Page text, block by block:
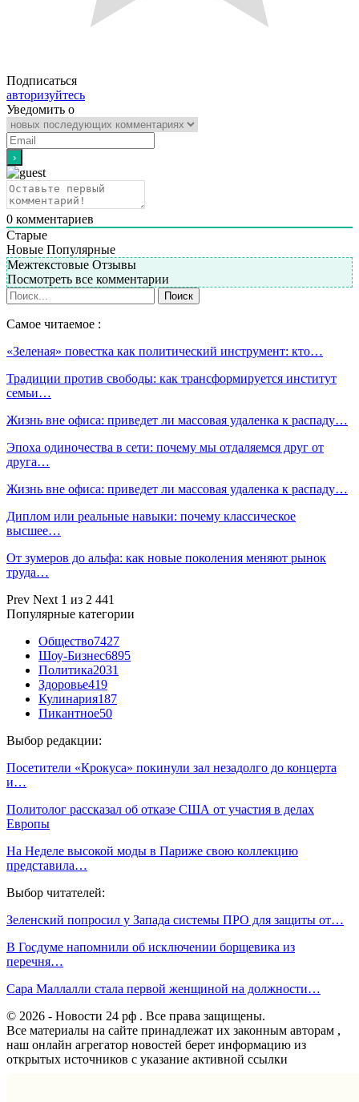
Подписаться
авторизуйтесь
Уведомить о
0 комментариев
Старые
Новые Популярные
Межтекстовые Отзывы
Посмотреть все комментарии
Самое читаемое :
«Зеленая» повестка как политический инструмент: кто…
Традиции против свободы: как трансформируется институт
семьи…
Жизнь вне офиса: приведет ли массовая удаленка к распаду…
Эпоха одиночества в сети: почему мы отдаляемся друг от
друга…
Жизнь вне офиса: приведет ли массовая удаленка к распаду…
Диплом или реальные навыки: почему классическое
высшее…
От зумеров до альфа: как новые поколения меняют рынок
труда…
Prev Next 1 из 2 441
Популярные категории
Общество7427
Шоу-Бизнес6895
Политика2031
Здоровье419
Кулинария187
Пикантное50
Выбор редакции:
Посетители «Крокуса» покинули зал незадолго до концерта
и…
Политолог рассказал об отказе США от участия в делах
Европы
На Неделе высокой моды в Париже свою коллекцию
представила…
Выбор читателей:
Зеленский попросил у Запада системы ПРО для защиты от…
В Госдуме напомнили об исключении борщевика из
перечня…
Сара Маллалли стала первой женщиной на должности…
© 2026 - Новости 24 рф . Все права защищены.
Все материалы на сайте принадлежат их законным авторам ,
наш онлайн агрегатор новостей берет информацию из
открытых источников с указание активной ссылки